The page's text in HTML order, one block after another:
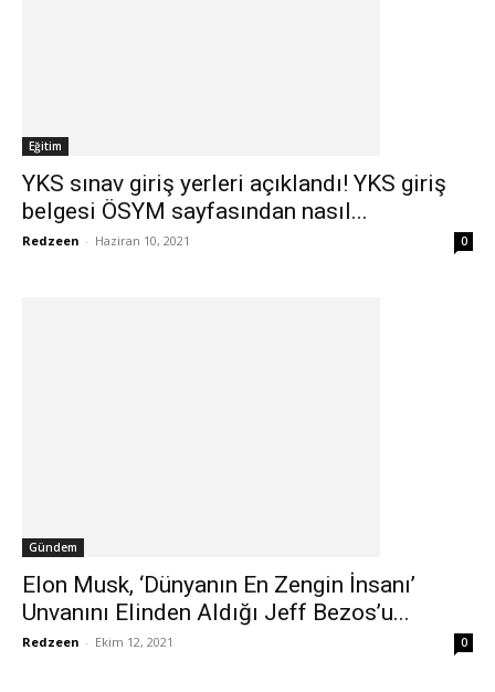
Eğitim
YKS sınav giriş yerleri açıklandı! YKS giriş
belgesi ÖSYM sayfasından nasıl...
Redzeen - Haziran 10, 2021 0
Gündem
Elon Musk, ‘Dünyanın En Zengin İnsanı’
Unvanını Elinden Aldığı Jeff Bezos’u...
Redzeen - Ekim 12, 2021 0